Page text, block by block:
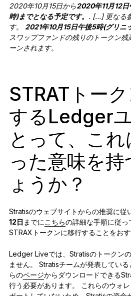
2020年10月15日から2020年11月12日
時)までとなる予定です。 . […] 更なる
す。 2021年10月15日午後5時(グリニ
スワップファンドの残りのトークン残
ーンされます。
STRATトー
するLedger
とって、こ
った意味を持
ょうか？
Stratisのウェブサイトからの推奨に従
12日 までに こちらの詳細な手順に従
STRAXトークンに移行することをおす
Ledger Liveでは、Stratisのトークン
ません。 Stratisチームが発表してい
らのページからダウンロードできる
行う必要があります。 これらのウォ